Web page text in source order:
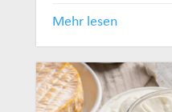
Mehr lesen